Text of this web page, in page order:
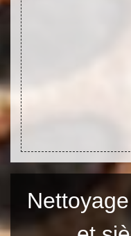
de
le
et